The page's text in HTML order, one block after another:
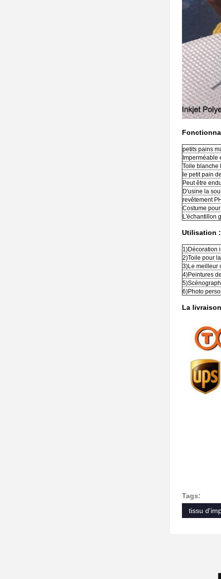
petits pains
Imperméable
Toile blanche
le petit pain
Peut être
D'usine la
revêtement
Costume
L'échantillon
Utilisation :
1)Décoration
2)Toile pour
3)Le meilleur
4)Peintures
6)Photo
La
Tags:
tissu